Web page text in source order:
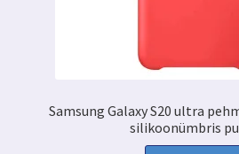
Samsung Galaxy S20 ultra
silikoonümbris